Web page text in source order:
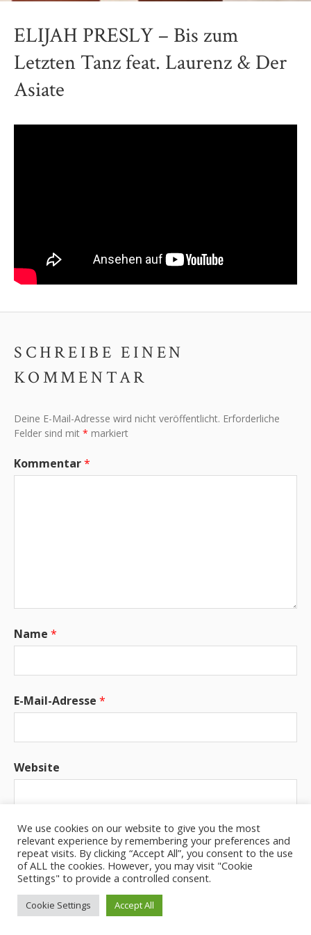
ELIJAH PRESLY – Bis zum
Letzten Tanz feat. Laurenz & Der
Asiate
SCHREIBE EINEN
KOMMENTAR
Deine E-Mail-Adresse wird nicht veröffentlicht. Erforderliche
Felder sind mit * markiert
Kommentar*
Name *
E-Mail-Adresse *
Website
Benachrichtige mich über neue Beiträge via E-
Mail.
We use cookies on our website to give you the most
relevant experience by remembering your preferences and
repeat visits. By clicking “Accept All”, you consent to the use
of ALL the cookies. However, you may visit "Cookie
Settings" to provide a controlled consent.
Cookie Settings Accept All